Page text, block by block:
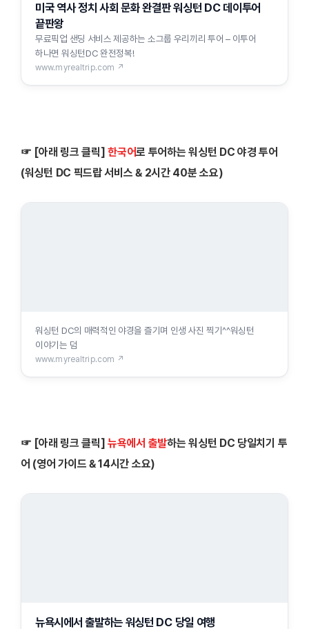
미국 역사 정치 사회 문화 완결판 워싱턴 DC 데이투어
끝판왕
무료픽업 샌딩 서비스 제공하는 소그룹 우리끼리 투어 – 이투어
하나면 워싱턴DC 완전정복!
www.myrealtrip.com ↗
☞ [아래 링크 클릭]한국어로 투어하는 워싱턴 DC 야경 투어
(워싱턴 DC 픽드랍 서비스 & 2시간 40분 소요)
워싱턴 DC의 매력적인 야경을 즐기며 인생 사진 찍기^^워싱턴
이야기는 덤
www.myrealtrip.com ↗
☞ [아래 링크 클릭]뉴욕에서 출발하는 워싱턴 DC 당일치기 투
어 (영어 가이드 & 14시간 소요)
뉴욕시에서 출발하는 워싱턴 DC 당일 여행